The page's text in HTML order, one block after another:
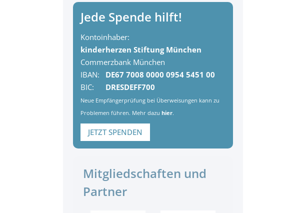
Jede Spende hilft!
Kontoinhaber:
kinderherzen Stiftung München
Commerzbank München
IBAN:
DE67 7008 0000 0954 5451 00
BIC:
DRESDEFF700
Neue Empfängerprüfung bei Überweisungen kann zu
Problemen führen. Mehr dazu hier.
JETZT SPENDEN
Mitgliedschaften und
Partner